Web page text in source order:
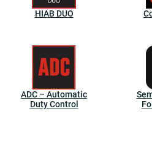
HIAB DUO
ADC – Automatic
Duty Control